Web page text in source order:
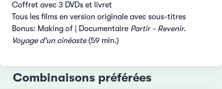
Coffret avec 3 DVDs et livret
Tous les films en version originale avec sous-titres
Bonus: Making of | Documentaire Partir - Revenir.
Voyage d'un cinéaste(59 min.)
Combinaisons préférées